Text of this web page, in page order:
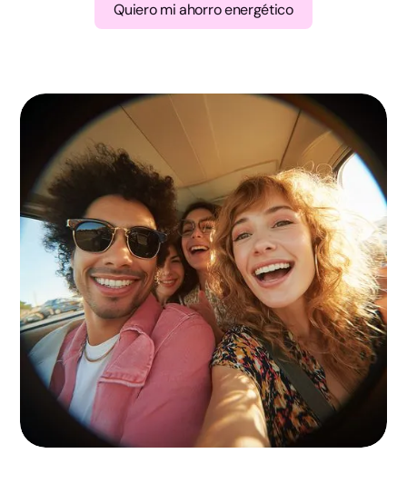
Ciudad Real
Cuenca
Guadalajara
Toledo
Barcelona
Girona
Lleida
Tarragona
Alicante
Quiero mi ahorro energético